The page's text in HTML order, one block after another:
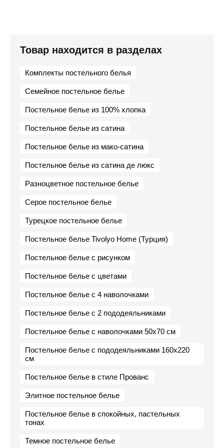
Товар находится в разделах
Комплекты постельного белья
Семейное постельное белье
Постельное белье из 100% хлопка
Постельное белье из сатина
Постельное белье из мако-сатина
Постельное белье из сатина де люкс
Разноцветное постельное белье
Серое постельное белье
Турецкое постельное белье
Постельное белье Tivolyo Home (Турция)
Постельное белье с рисунком
Постельное белье с цветами
Постельное белье с 4 наволочками
Постельное белье с 2 пододеяльниками
Постельное белье с наволочками 50х70 см
Постельное белье с пододеяльниками 160х220
см
Постельное белье в стиле Прованс
Элитное постельное белье
Постельное белье в спокойных, пастельных
тонах
Темное постельное белье